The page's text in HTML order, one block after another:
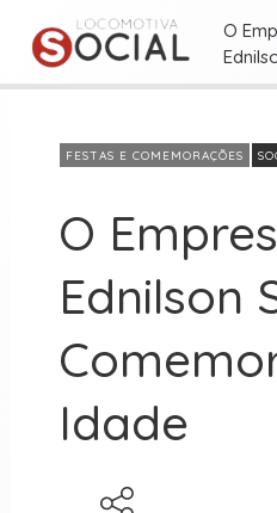
O
FESTAS E COMEMORAÇÕES
O
Ednilson
Idade